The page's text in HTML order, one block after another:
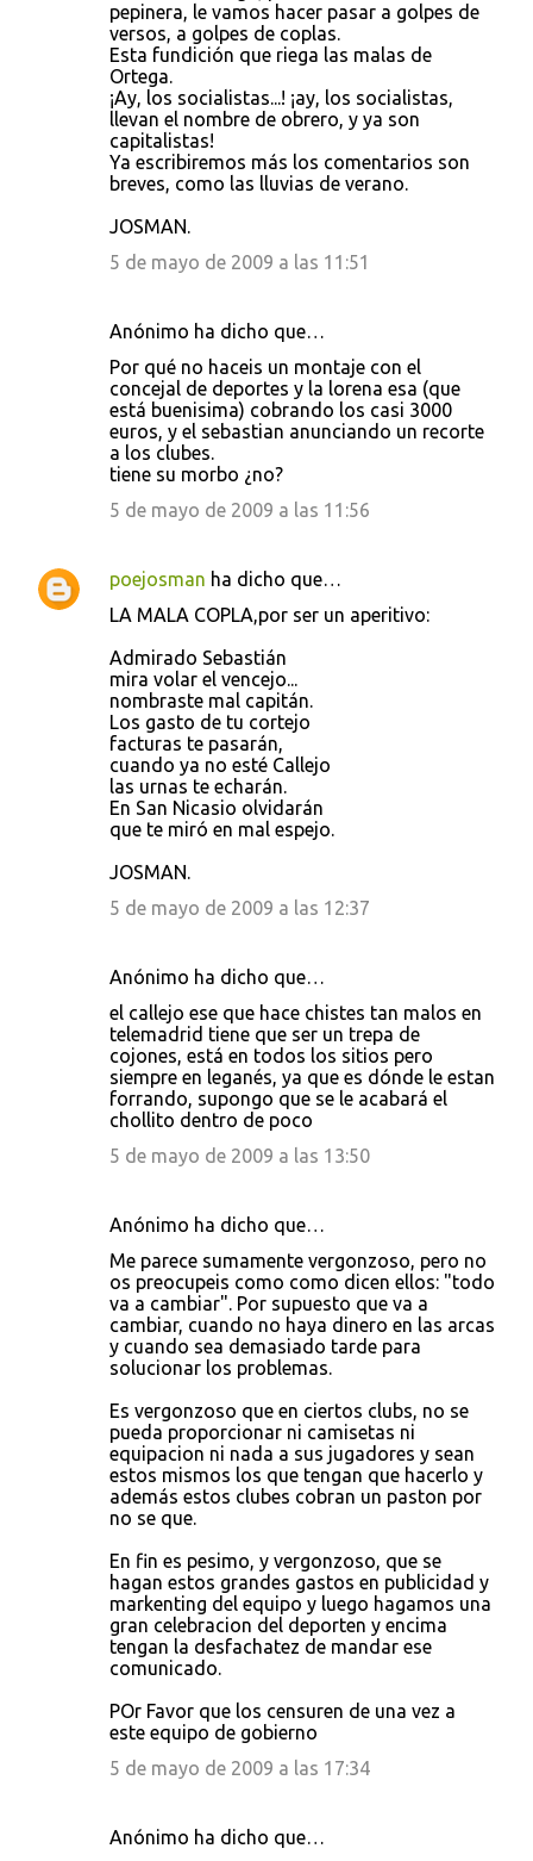
pepinera, le vamos hacer pasar a golpes de
versos, a golpes de coplas.
Esta fundición que riega las malas de
Ortega.
¡Ay, los socialistas...! ¡ay, los socialistas,
llevan el nombre de obrero, y ya son
capitalistas!
Ya escribiremos más los comentarios son
breves, como las lluvias de verano.
JOSMAN.
5 de mayo de 2009 a las 11:51
Anónimo ha dicho que…
Por qué no haceis un montaje con el
concejal de deportes y la lorena esa (que
está buenisima) cobrando los casi 3000
euros, y el sebastian anunciando un recorte
a los clubes.
tiene su morbo ¿no?
5 de mayo de 2009 a las 11:56
poejosman ha dicho que…
LA MALA COPLA,por ser un aperitivo:
Admirado Sebastián
mira volar el vencejo...
nombraste mal capitán.
Los gasto de tu cortejo
facturas te pasarán,
cuando ya no esté Callejo
las urnas te echarán.
En San Nicasio olvidarán
que te miró en mal espejo.
JOSMAN.
5 de mayo de 2009 a las 12:37
Anónimo ha dicho que…
el callejo ese que hace chistes tan malos en
telemadrid tiene que ser un trepa de
cojones, está en todos los sitios pero
siempre en leganés, ya que es dónde le estan
forrando, supongo que se le acabará el
chollito dentro de poco
5 de mayo de 2009 a las 13:50
Anónimo ha dicho que…
Me parece sumamente vergonzoso, pero no
os preocupeis como como dicen ellos: "todo
va a cambiar". Por supuesto que va a
cambiar, cuando no haya dinero en las arcas
y cuando sea demasiado tarde para
solucionar los problemas.
Es vergonzoso que en ciertos clubs, no se
pueda proporcionar ni camisetas ni
equipacion ni nada a sus jugadores y sean
estos mismos los que tengan que hacerlo y
además estos clubes cobran un paston por
no se que.
En fin es pesimo, y vergonzoso, que se
hagan estos grandes gastos en publicidad y
markenting del equipo y luego hagamos una
gran celebracion del deporten y encima
tengan la desfachatez de mandar ese
comunicado.
POr Favor que los censuren de una vez a
este equipo de gobierno
5 de mayo de 2009 a las 17:34
Anónimo ha dicho que…